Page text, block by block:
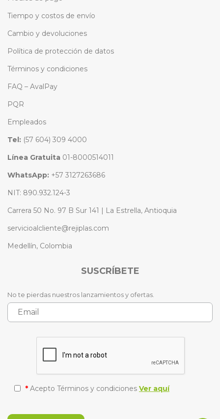
Tiempo y costos de envío
Cambio y devoluciones
Política de protección de datos
Términos y condiciones
FAQ – AvalPay
PQR
Empleados
Tel: (57 604) 309 4000
Línea Gratuita 01-8000514011
WhatsApp: +57 3127263686
NIT: 890.932.124-3
Carrera 50 No. 97 B Sur 141 | La Estrella, Antioquia
servicioalcliente@rejiplas.com
Medellín, Colombia
SUSCRÍBETE
No te pierdas nuestros lanzamientos y ofertas.
* Acepto Términos y condiciones Ver aquí